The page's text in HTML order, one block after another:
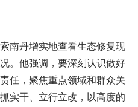
南丹增实地查看生态修复现
。他强调，要深刻认识做好
任，聚焦重点领域和群众关
实干、立行立改，以高度的